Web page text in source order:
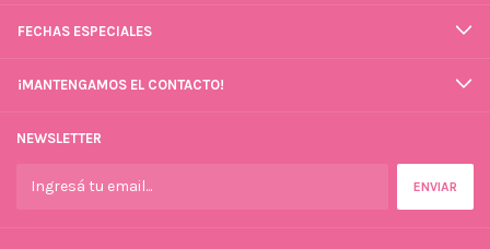
FECHAS ESPECIALES
¡MANTENGAMOS EL CONTACTO!
NEWSLETTER